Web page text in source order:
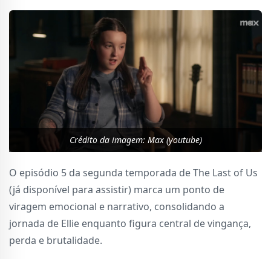
Crédito da imagem: Max (youtube)
O episódio 5 da segunda temporada de The Last of Us
(já disponível para assistir) marca um ponto de
viragem emocional e narrativo, consolidando a
jornada de Ellie enquanto figura central de vingança,
perda e brutalidade.